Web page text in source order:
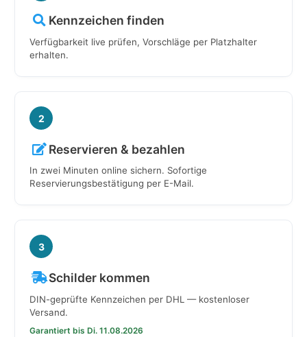
Kennzeichen finden
Verfügbarkeit live prüfen, Vorschläge per Platzhalter
erhalten.
2
Reservieren & bezahlen
In zwei Minuten online sichern. Sofortige
Reservierungsbestätigung per E-Mail.
3
Schilder kommen
DIN-geprüfte Kennzeichen per DHL — kostenloser
Versand.
Garantiert bis Di. 11.08.2026